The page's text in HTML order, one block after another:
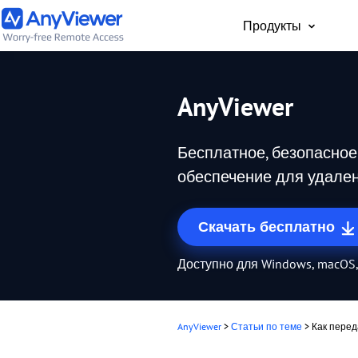
Продукты
компьютеру с ПК,
мира
AnyViewer
Бесплатное,
обеспечение для
Скачать бесплатно
Доступно для Windows,
AnyViewer > Статьи по теме > Как